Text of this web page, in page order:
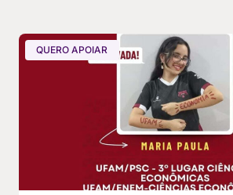
QUERO APOIAR